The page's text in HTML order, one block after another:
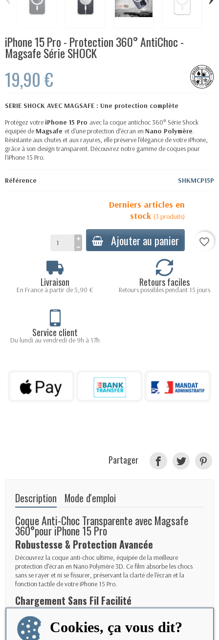
iPhone 15 Pro - Protection 360° AntiChoc -
Magsafe Série SHOCK
19,90 €
SERIE SHOCK AVEC MAGSAFE : Une protection complète
Protégez votre iPhone 15 Pro avec la coque antichoc 360° Série Shock
équipée deMagsafe et d'une protection d’écran en Nano Polymère.
Résistante aux chutes et aux rayures, elle préserve l'élégance de votre iPhone,
grâce à son design transparent. Découvrez notre gamme de coques pour
l'iPhone 15 Pro.
Référence SHKMCP15P
Derniers articles en
stock (3 produits)
Ajouter au panier favorite_border
Livraison
En France à partir de 5,90 €
Retours faciles
Retours possibles pendant 15 jours
Service client
Du lundi au vendredi de 9h à 17h
Partager
Description Mode d'emploi
Coque Anti-ChocTransparente avec Magsafe
360°pour iPhone 15 Pro
Robustesse & Protection Avancée
Découvrez la coque anti-choc ultime, équipée de la meilleure
protection d’écran en Nano Polymère 3D. Ce film absorbe les chocs
sans se rayer et ni se fissurer, préservant la clarté de l'écran et la
fonction tactile de votre iPhone 15 Pro.
Chargement Sans Fil Facilité
coque permet une recharge sans fil rapide. Vous pouvez laisser votre
iPhone dans sa coque pour charger en toute simplicité avec votre
Cookies, ça vous dit?